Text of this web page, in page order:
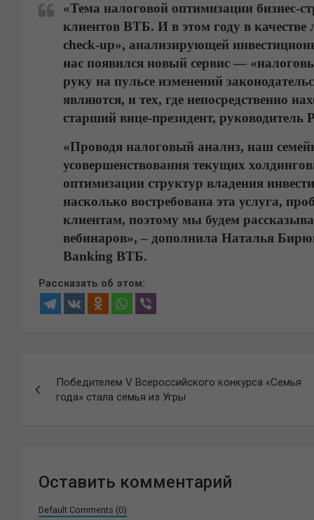
«Тема налоговой оптимизации бизнес-
клиентов ВТБ. И в этом году в
check-up», анализирующей
нас появился новый сервис —
руку на пульсе изменений
являются, и тех, где непосредственно
старший вице-президент,
«Проводя налоговый анализ, наш
усовершенствования текущих
оптимизации структур владения
насколько востребована эта услуга,
клиентам, поэтому мы будем
вебинаров», – дополнила Наталья
Banking ВТБ.
Рассказать об этом:
по
Победителем V Всероссийского конкурса «Семья
года» стала семья из Угры
Оставить комментарий
Default Comments (0)